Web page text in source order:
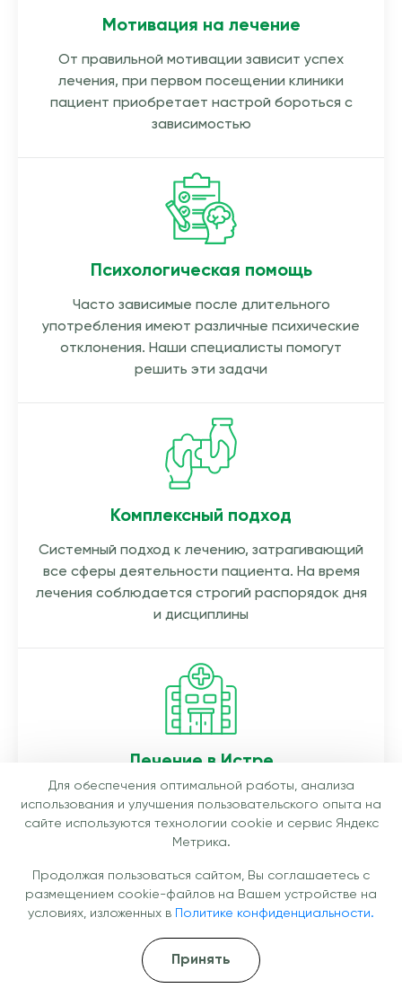
Мотивация на лечение
От правильной мотивации зависит успех
лечения, при первом посещении клиники
пациент приобретает настрой бороться с
зависимостью
Психологическая помощь
Часто зависимые после длительного
употребления имеют различные психические
отклонения. Наши специалисты помогут
решить эти задачи
Комплексный подход
Системный подход к лечению, затрагивающий
все сферы деятельности пациента. На время
лечения соблюдается строгий распорядок дня
и дисциплины
Лечение в Истре
Мы предлагаем курс лечения в стационарной
клинике в Истре. Смена обстановки, мотивация,
квалифицированные специалисты
Клиника имеет все необходимые
лицензии и работает полностью
Для обеспечения оптимальной работы, анализа
использования и улучшения пользовательского опыта на
сайте используются технологии cookie и сервис Яндекс
Метрика.
Продолжая пользоваться сайтом, Вы соглашаетесь с
размещением cookie-файлов на Вашем устройстве на
условиях, изложенных в
Политике конфиденциальности.
Принять